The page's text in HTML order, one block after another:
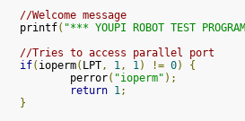
//Welcome message
	printf
( "*** YOUPI ROBOT TEST
//Tries to access parallel port
if( ioperm( LPT, 1, 1) != 0)
{
		perror
( "ioperm" );
return
1;
}